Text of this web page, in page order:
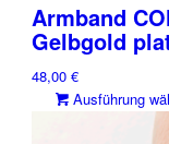
Armband
Gelbgold
48,00€
Ausführung